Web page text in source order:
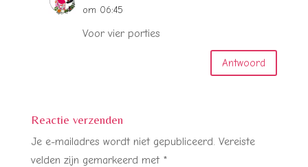
om 06:45
Voor vier porties
Antwoord
Reactie verzenden
Je e-mailadres wordt niet gepubliceerd. Vereiste
velden zijn gemarkeerd met *